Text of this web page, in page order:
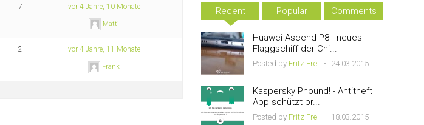
7 vor 4 Jahre, 10 Monate
Matti
2 vor 4 Jahre, 11 Monate
Frank
Recent Popular Comments
Huawei Ascend P8 - neues
Flaggschiff der Chi...
Posted by Fritz Frei - 24.03.2015
Kaspersky Phound! - Antitheft
App schützt pr...
Posted by Fritz Frei - 18.03.2015